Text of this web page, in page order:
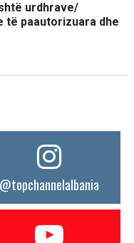
urdhrave/
të paautorizuara dhe
@topchannelalbania